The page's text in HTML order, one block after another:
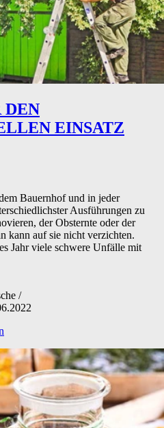
DEN
EINSATZ
Bauernhof und in jeder
Ausführungen zu
der Obsternte oder der
kann auf sie nicht verzichten.
Jahr viele schwere Unfälle mit
/